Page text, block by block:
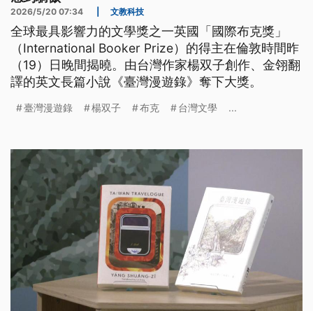
2026/5/20 07:34 文教科技
全球最具影響力的文學獎之一英國「國際布克獎」
（International Booker Prize）的得主在倫敦時間昨
（19）日晚間揭曉。由台灣作家楊双子創作、金翎翻
譯的英文長篇小說《臺灣漫遊錄》奪下大獎。
臺灣漫遊錄 楊双子 布克 台灣文學 ...